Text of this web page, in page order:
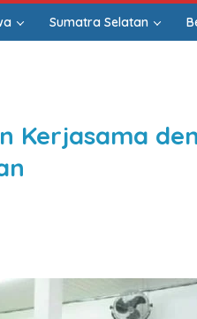
Sumatra Selatan
Kerjasama